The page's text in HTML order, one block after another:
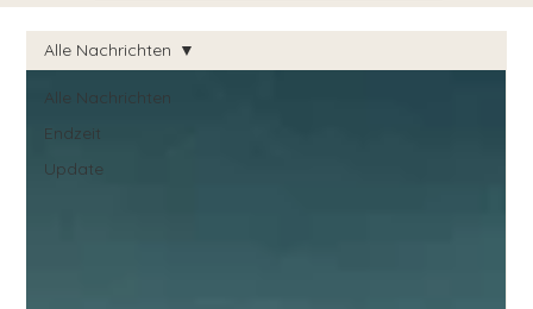
Alle Nachrichten
Endzeit
Update
Alle Nachrichten